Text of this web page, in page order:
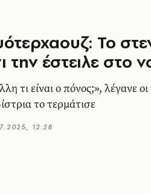
Το
την έστειλε στο
τι είναι ο πόνος;», λέγανε οι
το τερμάτισε
12:28